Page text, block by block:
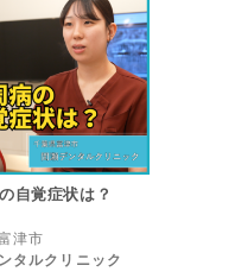
自覚症状は？
津市
タルクリニック